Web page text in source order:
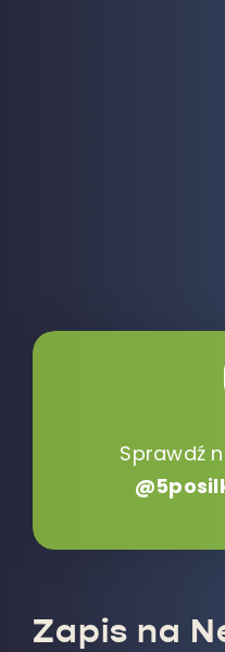
Sprawdź
Zapis na